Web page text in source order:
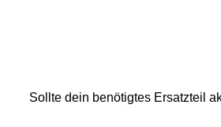
Sollte dein benötigtes Ersatzteil